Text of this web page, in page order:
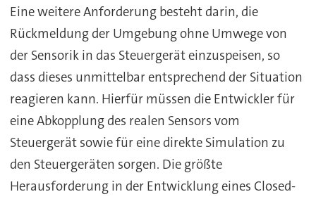
Eine weitere Anforderung besteht darin, die
Rückmeldung der Umgebung ohne Umwege von
der Sensorik in das Steuergerät einzuspeisen, so
dass dieses unmittelbar entsprechend der Situation
reagieren kann. Hierfür müssen die Entwickler für
eine Abkopplung des realen Sensors vom
Steuergerät sowie für eine direkte Simulation zu
den Steuergeräten sorgen. Die größte
Herausforderung in der Entwicklung eines Closed-